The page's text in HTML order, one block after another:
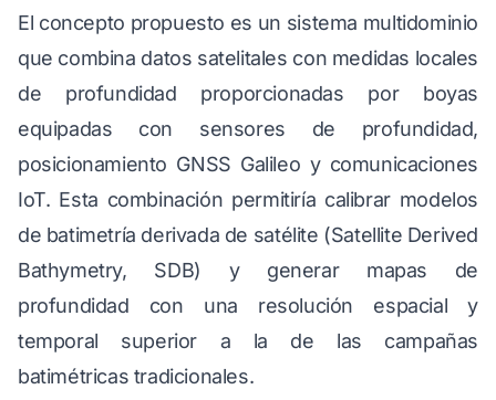
El concepto propuesto es un sistema multidominio
que combina datos satelitales con medidas locales
de profundidad proporcionadas por boyas
equipadas con sensores de profundidad,
posicionamiento GNSS Galileo y comunicaciones
IoT. Esta combinación permitiría calibrar modelos
de batimetría derivada de satélite (Satellite Derived
Bathymetry, SDB) y generar mapas de
profundidad con una resolución espacial y
temporal superior a la de las campañas
batimétricas tradicionales.